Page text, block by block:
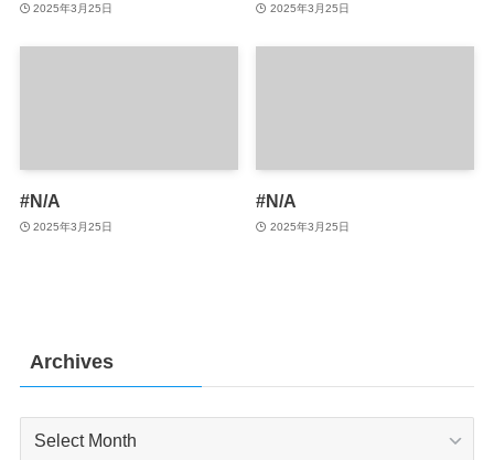
2025年3月25日 2025年3月25日
#N/A
2025年3月25日
#N/A
2025年3月25日
Archives